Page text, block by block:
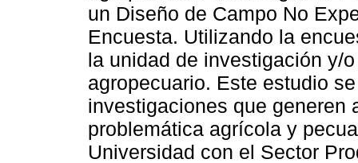
un Diseño de Campo No
Encuesta. Utilizando la
la unidad de investigación y/
agropecuario. Este estudio
investigaciones que generen
problemática agrícola y
Universidad con el Sector